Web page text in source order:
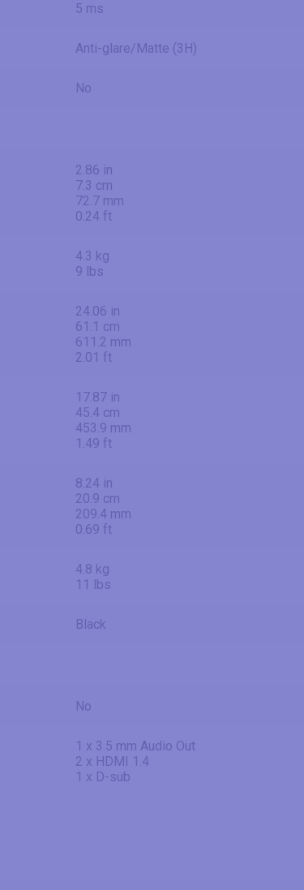
5 ms
Anti-glare/Matte (3H)
No
2.86 in
7.3 cm
72.7 mm
0.24 ft
4.3 kg
9 lbs
24.06 in
61.1 cm
611.2 mm
2.01 ft
17.87 in
45.4 cm
453.9 mm
1.49 ft
8.24 in
20.9 cm
209.4 mm
0.69 ft
4.8 kg
11 lbs
Black
No
1 x 3.5 mm Audio Out
2 x HDMI 1.4
1 x D-sub